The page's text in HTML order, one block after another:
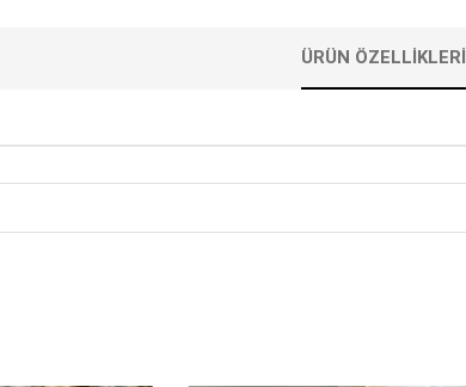
ÜRÜN ÖZELLIKLERI